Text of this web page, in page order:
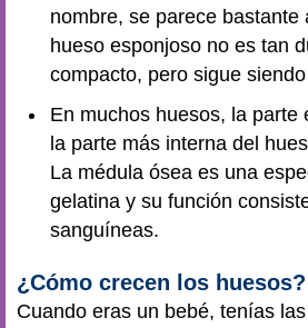
nombre, se parece bastante
hueso esponjoso no es tan
compacto, pero sigue
En muchos huesos, la parte
la parte más interna del
La médula ósea es una
gelatina y su función
sanguíneas.
¿Cómo crecen los huesos?
Cuando eras un bebé, tenías